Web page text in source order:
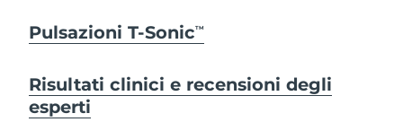
Pulsazioni T-SonicTM
Risultati clinici e recensioni degli
esperti